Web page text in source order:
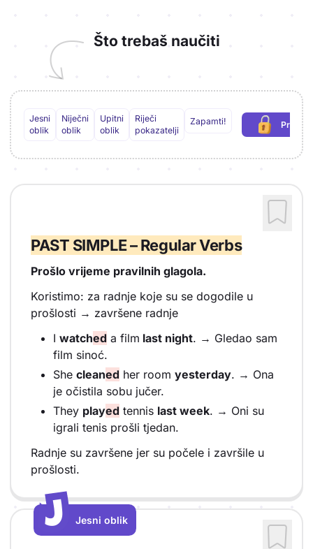
Što trebaš naučiti
Jesni
oblik
Niječni
oblik
Upitni
oblik
Riječi
pokazatelji
Zapamti!
PAST SIMPLE – Regular Verbs
Prošlo vrijeme pravilnih glagola.
Koristimo: za radnje koje su se dogodile u
prošlosti → završene radnje
I watched a film last night. → Gledao sam
film sinoć.
She cleaned her room yesterday. → Ona
je očistila sobu jučer.
They played tennis last week. → Oni su
igrali tenis prošli tjedan.
Radnje su završene jer su počele i završile u
prošlosti.
J
J
Jesni oblik